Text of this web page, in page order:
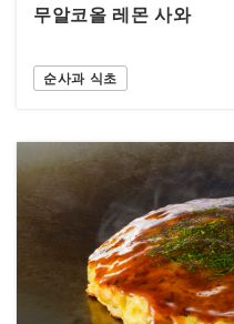
무알코올 레몬 사와
순사과 식초